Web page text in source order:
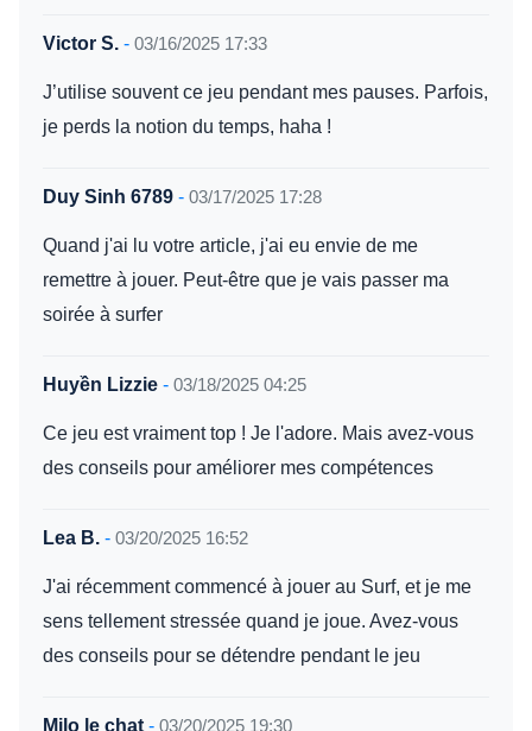
Victor S. - 03/16/2025 17:33
J’utilise souvent ce jeu pendant mes pauses. Parfois,
je perds la notion du temps, haha !
Duy Sinh 6789 - 03/17/2025 17:28
Quand j'ai lu votre article, j'ai eu envie de me
remettre à jouer. Peut-être que je vais passer ma
soirée à surfer
Huyền Lizzie - 03/18/2025 04:25
Ce jeu est vraiment top ! Je l'adore. Mais avez-vous
des conseils pour améliorer mes compétences
Lea B. - 03/20/2025 16:52
J'ai récemment commencé à jouer au Surf, et je me
sens tellement stressée quand je joue. Avez-vous
des conseils pour se détendre pendant le jeu
Milo le chat - 03/20/2025 19:30